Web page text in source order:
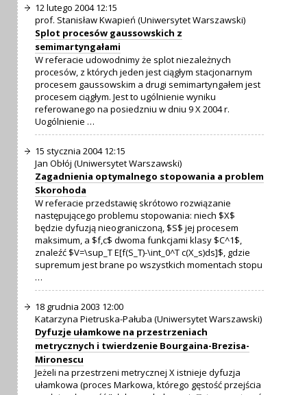
12 lutego 2004 12:15
prof. Stanisław Kwapień (Uniwersytet Warszawski)
Splot procesów gaussowskich z
semimartyngałami
W referacie udowodnimy że splot niezależnych
procesów, z których jeden jest ciągłym stacjonarnym
procesem gaussowskim a drugi semimartyngałem jest
procesem ciągłym. Jest to ugólnienie wyniku
referowanego na posiedzniu w dniu 9 X 2004 r.
Uogólnienie …
15 stycznia 2004 12:15
Jan Obłój (Uniwersytet Warszawski)
Zagadnienia optymalnego stopowania a problem
Skorohoda
W referacie przedstawię skrótowo rozwiązanie
następującego problemu stopowania: niech $X$
będzie dyfuzją nieograniczoną, $S$ jej procesem
maksimum, a $f,c$ dwoma funkcjami klasy $C^1$,
znaleźć $V=\sup_T E[f(S_T)-\int_0^T c(X_s)ds]$, gdzie
supremum jest brane po wszystkich momentach stopu
…
18 grudnia 2003 12:00
Katarzyna Pietruska-Pałuba (Uniwersytet Warszawski)
Dyfuzje ułamkowe na przestrzeniach
metrycznych i twierdzenie Bourgaina-Brezisa-
Mironescu
Jeżeli na przestrzeni metrycznej X istnieje dyfuzja
ułamkowa (proces Markowa, którego gęstość przejścia